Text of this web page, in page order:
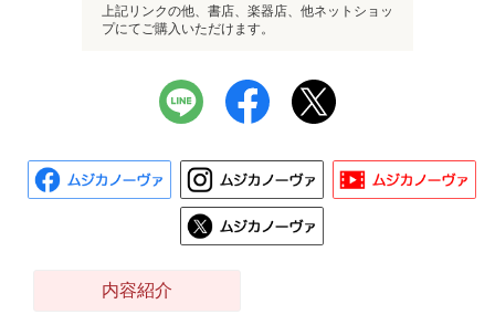
上記リンクの他、書店、楽器店、他ネットショッ
プにてご購入いただけます。
内容紹介